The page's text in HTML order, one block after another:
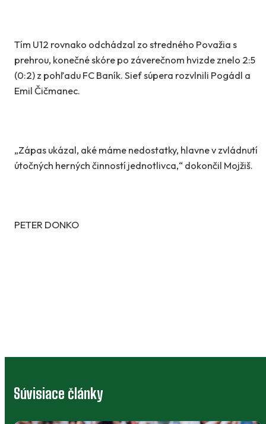
Tím U12 rovnako odchádzal zo stredného Považia s
prehrou, konečné skóre po záverečnom hvizde znelo 2:5
(0:2) z pohľadu FC Baník. Sieť súpera rozvlnili Pogádl a
Emil Čičmanec.
„Zápas ukázal, aké máme nedostatky, hlavne v zvládnutí
útočných herných činností jednotlivca,“ dokončil Mojžiš.
PETER DONKO
Súvisiace články